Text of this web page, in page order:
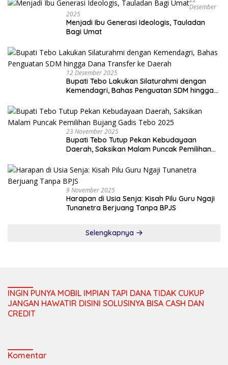
Desember
2025
Menjadi Ibu Generasi Ideologis, Tauladan
Bagi Umat
12 Desember 2025
Bupati Tebo Lakukan Silaturahmi dengan
Kemendagri, Bahas Penguatan SDM hingga
23 November 2025
Bupati Tebo Tutup Pekan Kebudayaan
Daerah, Saksikan Malam Puncak Pemilihan
9 November 2025
Harapan di Usia Senja: Kisah Pilu Guru Ngaji
Tunanetra Berjuang Tanpa BPJS
Selengkapnya
INGIN PUNYA MOBIL IMPIAN TAPI DANA TIDAK CUKUP
JANGAN HAWATIR DISINI SOLUSINYA BISA CASH DAN
CREDIT
Komentar